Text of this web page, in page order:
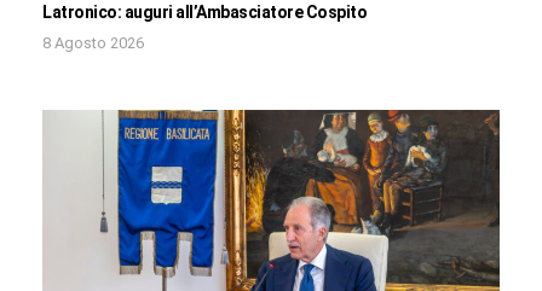
Latronico: auguri all’Ambasciatore Cospito
8 Agosto 2026